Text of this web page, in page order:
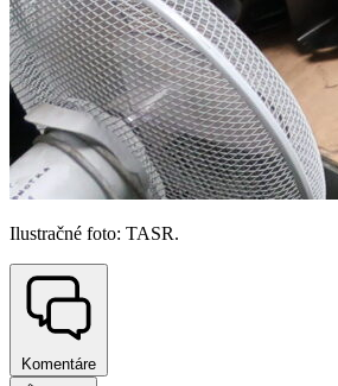
Ilustračné foto: TASR.
Komentáre